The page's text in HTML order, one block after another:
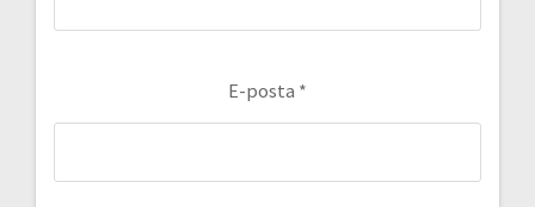
E-posta *